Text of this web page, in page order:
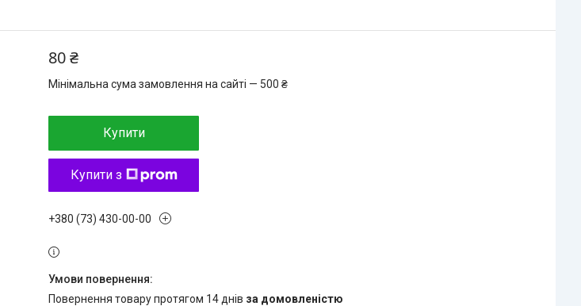
80 ₴
Мінімальна сума замовлення на сайті — 500 ₴
Купити
Купити з
+380 (73) 430-00-00
повернення товару протягом 14 днів за домовленістю